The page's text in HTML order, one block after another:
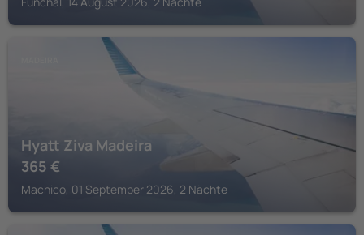
Hyatt Ziva Madeira
365 €
Machico, 01 September 2026, 2 Nächte